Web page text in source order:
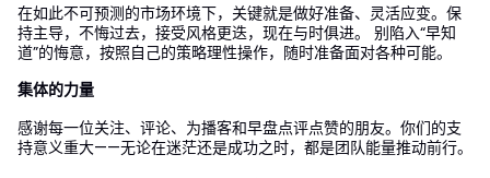
在如此不可预测的市场环境下，关键就是做好准备、灵活应变。保
持主导，不悔过去，接受风格更迭，现在与时俱进。 别陷入“早知
道”的悔意，按照自己的策略理性操作，随时准备面对各种可能。
集体的力量
感谢每一位关注、评论、为播客和早盘点评点赞的朋友。你们的支
持意义重大——无论在迷茫还是成功之时，都是团队能量推动前行。